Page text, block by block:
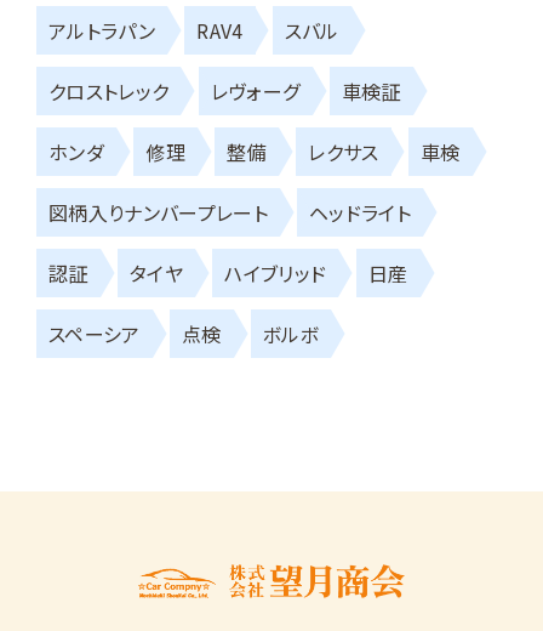
アルトラパン RAV4 スバル
クロストレック レヴォーグ 車検証
ホンダ 修理 整備 レクサス 車検
図柄入りナンバープレート ヘッドライト
認証 タイヤ ハイブリッド 日産
スペーシア 点検 ボルボ